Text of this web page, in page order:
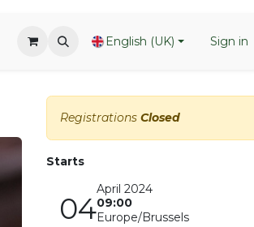
English (UK) Sign in
Registrations Closed
Starts
04
April 2024
09:00
Europe/Brussels